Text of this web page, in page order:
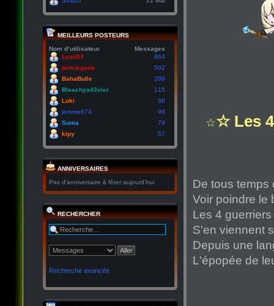
MEILLEURS POSTEURS
Nom d’utilisateur
Messages
Lyan53
864
pinktagada
502
BahaBulle
280
Bleachya43vier
115
Loki
98
jerome674
98
Soma
79
kipy
57
ANNIVERSAIRES
Pas d’anniversaire à fêter aujourd’hui
RECHERCHER
Recherche avancée
☆☆ Les
De tous temps
Voir poindre le
Les 4
S'en viennent
Depuis une
L'épopée de